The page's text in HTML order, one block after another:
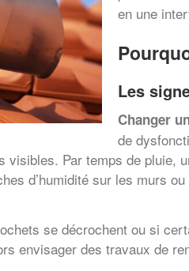
en une
Les
Changer
de
Par temps de pluie,
d’humidité sur les murs
se décrochent ou si
envisager des travaux de